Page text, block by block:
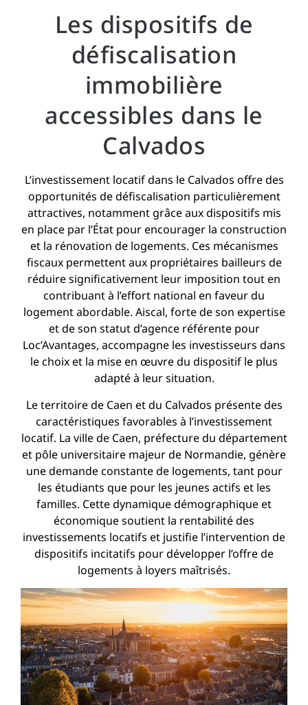
Les dispositifs de
défiscalisation
immobilière
accessibles dans le
Calvados
L’investissement locatif dans le Calvados offre des
opportunités de défiscalisation particulièrement
attractives, notamment grâce aux dispositifs mis
en place par l’État pour encourager la construction
et la rénovation de logements. Ces mécanismes
fiscaux permettent aux propriétaires bailleurs de
réduire significativement leur imposition tout en
contribuant à l’effort national en faveur du
logement abordable. Aiscal, forte de son expertise
et de son statut d’agence référente pour
Loc’Avantages, accompagne les investisseurs dans
le choix et la mise en œuvre du dispositif le plus
adapté à leur situation.
Le territoire de Caen et du Calvados présente des
caractéristiques favorables à l’investissement
locatif. La ville de Caen, préfecture du département
et pôle universitaire majeur de Normandie, génère
une demande constante de logements, tant pour
les étudiants que pour les jeunes actifs et les
familles. Cette dynamique démographique et
économique soutient la rentabilité des
investissements locatifs et justifie l’intervention de
dispositifs incitatifs pour développer l’offre de
logements à loyers maîtrisés.